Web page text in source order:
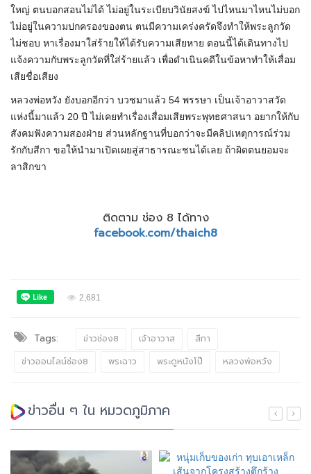
ใหญ่ ตนบอกสอนไม่ได้ ไม่อยู่ในระเบียบวินัยสงฆ์ ไปไหนมาไหนไม่บอก
ไม่อยู่ในความปกครองของตน ตนมีความเคร่งครัดจึงทำให้พระลูกวัด
ไม่ชอบ หาเรื่องมาใส่ร้ายให้ได้รับความเสียหาย ตอนนี้ได้เดินทางไป
แจ้งความกับพระลูกวัดที่ใส่ร้ายแล้ว เพื่อดำเนินคดีในข้อหาทำให้เสื่อม
เสียชื่อเสียง
หลวงพ่อหวัง ยังบอกอีกว่า บวชมาแล้ว 54 พรรษา เป็นเจ้าอาวาสวัด
แห่งนี้มาแล้ว 20 ปี ไม่เคยทำเรื่องเสื่อมเสียพระพุทธศาสนา อยากให้กับ
สังคมฟังความสองฝ่าย ส่วนหลักฐานที่บอกว่าจะมีคลิปเหตุการณ์ร่วม
รักกับสีกา ขอให้นำมาเปิดเผยสู่สาธารณะชนได้เลย ถ้าผิดตนยอมจะ
ลาสิกขา
ติดตาม ช่อง 8 ได้ทาง
facebook.com/thaich8
2,681
Tags: ข่าวช่อง8 เจ้าอาวาส
สีกา
ข่าวออนไลน์ช่อง8
พระฉาว พระดูหนังโป๊ หลวงพ่อหวัง
ข่าวอื่น ๆ ใน หมวดภูมิภาค